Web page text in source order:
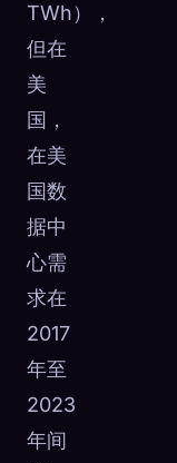
TWh），
但在
美
国，
在美
国数
据中
心需
求在
2017
年至
2023
年间